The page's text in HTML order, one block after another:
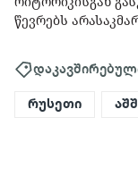
წევრებს
რუსეთი აშშ